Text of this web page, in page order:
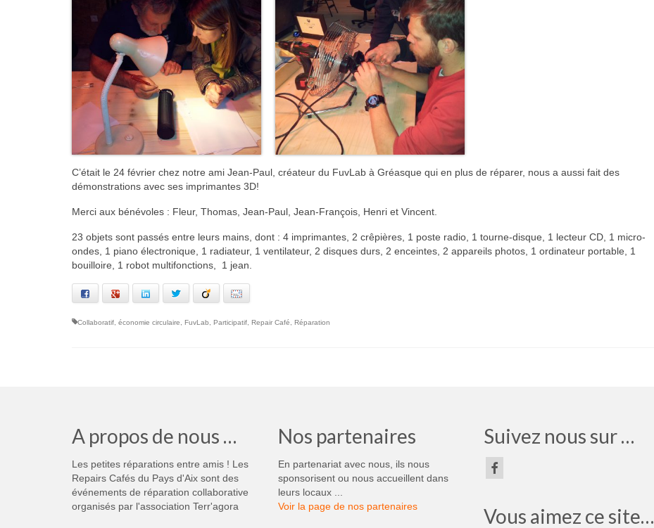
C’était le 24 février chez notre ami Jean-Paul, créateur du FuvLab à Gréasque qui en plus de réparer, nous a aussi fait des
démonstrations avec ses imprimantes 3D!
Merci aux bénévoles : Fleur, Thomas, Jean-Paul, Jean-François, Henri et Vincent.
23 objets sont passés entre leurs mains, dont : 4 imprimantes, 2 crêpières, 1 poste radio, 1 tourne-disque, 1 lecteur CD, 1 micro-
ondes, 1 piano électronique, 1 radiateur, 1 ventilateur, 2 disques durs, 2 enceintes, 2 appareils photos, 1 ordinateur portable, 1
bouilloire, 1 robot multifonctions, 1 jean.
Facebook Google+ LinkedIn Twitter Viadeo
Collaboratif économie circulaire FuvLab Participatif Repair Café Réparation
A propos de nous …
Les petites réparations entre amis ! Les
Repairs Cafés du Pays d'Aix sont des
événements de réparation collaborative
organisés par l'association Terr'agora
Nos partenaires
En partenariat avec nous, ils nous
sponsorisent ou nous accueillent dans
leurs locaux ...
Voir la page de nos partenaires
Suivez nous sur …
Vous aimez ce site…